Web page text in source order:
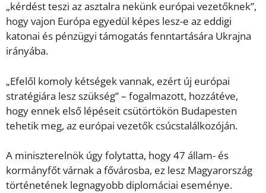
„kérdést teszi az asztalra nekünk európai vezetőknek”,
hogy vajon Európa egyedül képes lesz-e az eddigi
katonai és pénzügyi támogatás fenntartására Ukrajna
irányába.
„Efelől komoly kétségek vannak, ezért új európai
stratégiára lesz szükség” – fogalmazott, hozzátéve,
hogy ennek első lépéseit csütörtökön Budapesten
tehetik meg, az európai vezetők csúcstalálkozóján.
A miniszterelnök úgy folytatta, hogy 47 állam- és
kormányfőt várnak a fővárosba, ez lesz Magyarország
történetének legnagyobb diplomáciai eseménye.